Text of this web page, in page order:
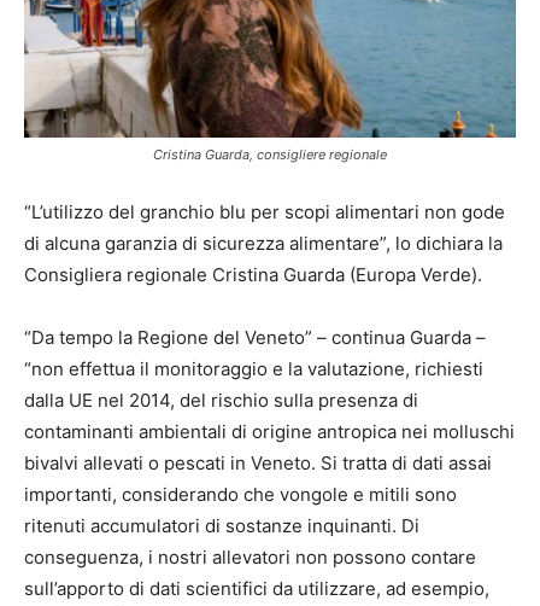
Cristina Guarda, consigliere regionale
“L’utilizzo del granchio blu per scopi alimentari non gode
di alcuna garanzia di sicurezza alimentare”, lo dichiara la
Consigliera regionale Cristina Guarda (Europa Verde).
“Da tempo la Regione del Veneto” – continua Guarda –
“non effettua il monitoraggio e la valutazione, richiesti
dalla UE nel 2014, del rischio sulla presenza di
contaminanti ambientali di origine antropica nei molluschi
bivalvi allevati o pescati in Veneto. Si tratta di dati assai
importanti, considerando che vongole e mitili sono
ritenuti accumulatori di sostanze inquinanti. Di
conseguenza, i nostri allevatori non possono contare
sull’apporto di dati scientifici da utilizzare, ad esempio,